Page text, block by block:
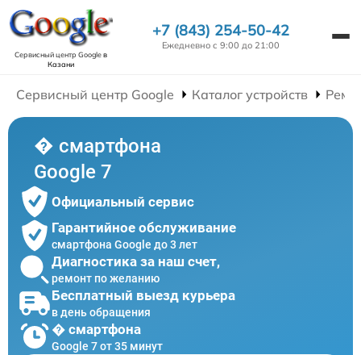
Сервисный центр Googleв
Казани
+7 (843) 254-50-42
Ежедневно с 9:00 до 21:00
Сервисный центр Google Каталог устройств
� смартфона
Google 7
Официальный сервис
Гарантийное обслуживание
смартфона Google до 3 лет
Диагностика за наш счет,
ремонт по желанию
Бесплатный выезд курьера
в день обращения
� смартфона
Google 7 от 35 минут